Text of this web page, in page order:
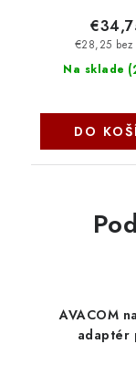
Na sklade (
€28,25 bez
DO
AVACOM
adaptér